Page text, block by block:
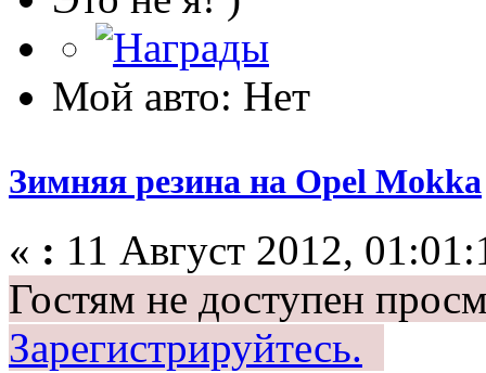
Мой авто: Нет
Зимняя резина на Opel Mokka
« : 11 Август 2012,
Гостям не доступен
Зарегистрируйтесь.